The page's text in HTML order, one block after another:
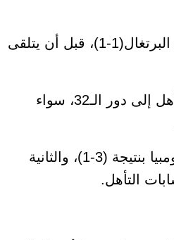
الكونغو يحتل المركز الثالث بعدما فاجأ الجميع في الجولة الأولى بتعادل تاريخي أمام البرتغال(1-1)، قبل أن يتلقى
فوز الكونغو اليوم سيرفع رصيدها إلى 4 نقاط، وهو ما يضمن لها بنسبة كبيرة جداً التأهل إلى دور الـ32، سواء
فيما يتذيل منتخب أوزباكستان الترتيب بعد تلقيه خسارتين متتاليتين، الأولى أمام كولومبيا بنتيجة (3-1)، والثانية